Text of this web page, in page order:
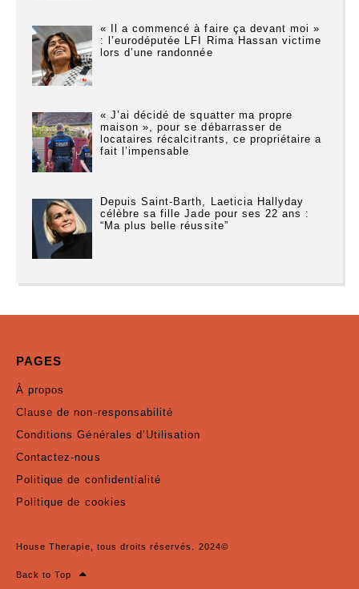
« Il a commencé à faire ça devant moi »
: l’eurodéputée LFI Rima Hassan victime
lors d’une randonnée
« J’ai décidé de squatter ma propre
maison », pour se débarrasser de
locataires récalcitrants, ce propriétaire a
fait l’impensable
Depuis Saint-Barth, Laeticia Hallyday
célèbre sa fille Jade pour ses 22 ans :
“Ma plus belle réussite”
PAGES
À propos
Clause de non-responsabilité
Conditions Générales d’Utilisation
Contactez-nous
Politique de confidentialité
Politique de cookies
House Therapie, tous droits réservés. 2024©
Back to Top